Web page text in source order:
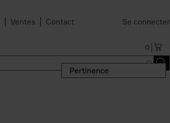
Ventes Contact Se connecter
0
Pertinence